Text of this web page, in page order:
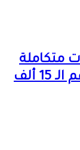
متكاملة
بجنوب كردفان لضمان وصول دعم الـ 15 ألف